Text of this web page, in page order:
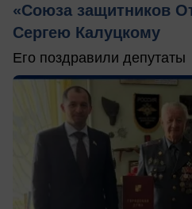
«Союза защитников
Сергею Калуцкому
Его поздравили депутаты